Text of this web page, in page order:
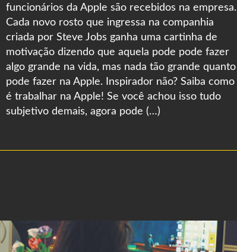
funcionários da Apple são recebidos na empresa.
Cada novo rosto que ingressa na companhia
criada por Steve Jobs ganha uma cartinha de
motivação dizendo que aquela pode pode fazer
algo grande na vida, mas nada tão grande quanto
pode fazer na Apple. Inspirador não? Saiba como
é trabalhar na Apple! Se você achou isso tudo
subjetivo demais, agora pode (…)